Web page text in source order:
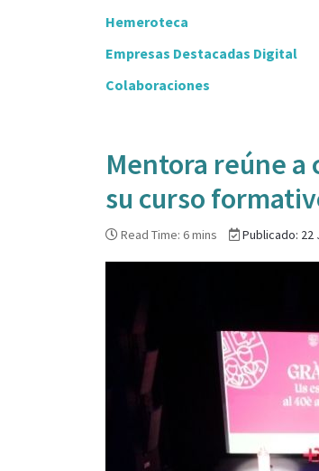
Hemeroteca
Empresas Destacadas Digital
Colaboraciones
Mentora reúne a
su curso
Read Time: 6 mins Publicado: 22